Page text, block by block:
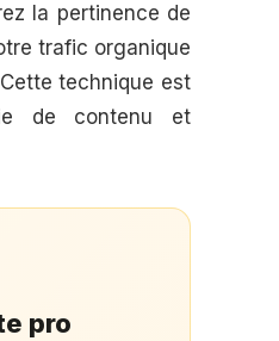
la pertinence de
trafic organique
technique est
de contenu et
pro